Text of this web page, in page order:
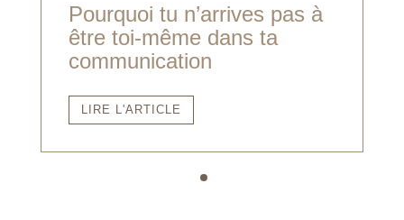
Pourquoi tu n’arrives pas à
être toi-même dans ta
communication
LIRE L'ARTICLE